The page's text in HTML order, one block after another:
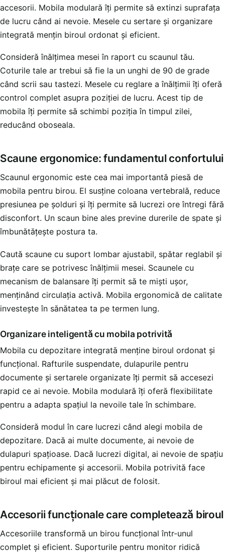
accesorii. Mobila modulară îți permite să extinzi suprafața
de lucru când ai nevoie. Mesele cu sertare și organizare
integrată mențin biroul ordonat și eficient.
Consideră înălțimea mesei în raport cu scaunul tău.
Coturile tale ar trebui să fie la un unghi de 90 de grade
când scrii sau tastezi. Mesele cu reglare a înălțimii îți oferă
control complet asupra poziției de lucru. Acest tip de
mobila îți permite să schimbi poziția în timpul zilei,
reducând oboseala.
Scaune ergonomice: fundamentul confortului
Scaunul ergonomic este cea mai importantă piesă de
mobila pentru birou. El susține coloana vertebrală, reduce
presiunea pe șolduri și îți permite să lucrezi ore întregi fără
disconfort. Un scaun bine ales previne durerile de spate și
îmbunătățește postura ta.
Caută scaune cu suport lombar ajustabil, spătar reglabil și
brațe care se potrivesc înălțimii mesei. Scaunele cu
mecanism de balansare îți permit să te miști ușor,
menținând circulația activă. Mobila ergonomică de calitate
investește în sănătatea ta pe termen lung.
Organizare inteligentă cu mobila potrivită
Mobila cu depozitare integrată menține biroul ordonat și
funcțional. Rafturile suspendate, dulapurile pentru
documente și sertarele organizate îți permit să accesezi
rapid ce ai nevoie. Mobila modulară îți oferă flexibilitate
pentru a adapta spațiul la nevoile tale în schimbare.
Consideră modul în care lucrezi când alegi mobila de
depozitare. Dacă ai multe documente, ai nevoie de
dulapuri spațioase. Dacă lucrezi digital, ai nevoie de spațiu
pentru echipamente și accesorii. Mobila potrivită face
biroul mai eficient și mai plăcut de folosit.
Accesorii funcționale care completează biroul
Accesoriile transformă un birou funcțional într-unul
complet și eficient. Suporturile pentru monitor ridică